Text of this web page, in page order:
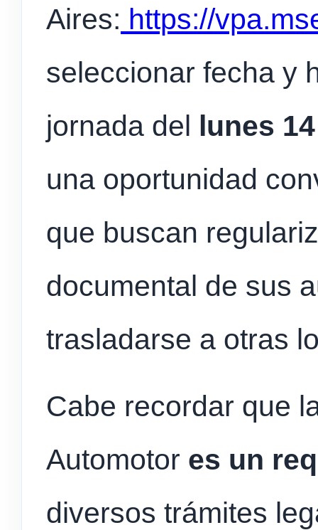
Aires: https://
seleccionar fecha y
jornada del lunes
una oportunidad
que buscan
documental de sus
trasladarse a otras
Cabe recordar que
Automotor es un
diversos trámites